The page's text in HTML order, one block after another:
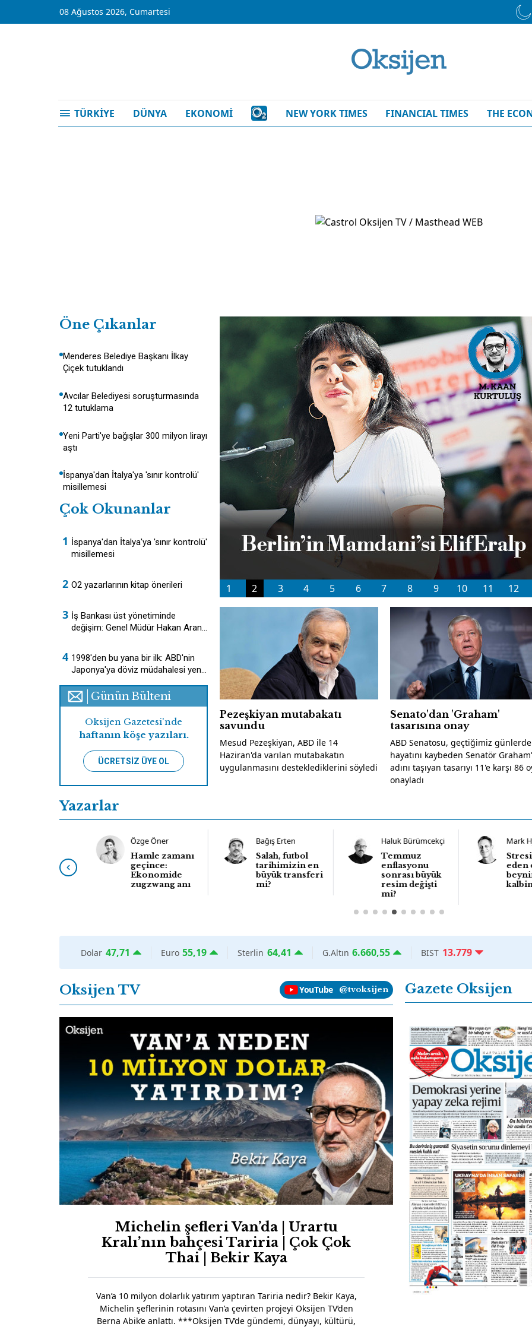
08 Ağustos 2026, Cumartesi
TÜRKİYE DÜNYA EKONOMİ NEW YORK TIMES FINANCIAL TIMES THE
Öne Çıkanlar
Menderes Belediye Başkanı İlkay
Çiçek tutuklandı
Avcılar Belediyesi soruşturmasında
12 tutuklama
Yeni Parti'ye bağışlar 300 milyon lirayı
aştı
İspanya'dan İtalya'ya 'sınır kontrolü'
misillemesi
Çok Okunanlar
İspanya'dan İtalya'ya 'sınır kontrolü'
misillemesi
O2 yazarlarının kitap önerileri
İş Bankası üst yönetiminde
değişim: Genel Müdür Hakan Aran
1998'den bu yana bir ilk: ABD'nin
Japonya'ya döviz müdahalesi yeni
Günün Bülteni
Oksijen Gazetesi'nde
haftanın köşe yazıları.
ÜCRETSİZ ÜYE OL
Esen Dolma'nın haberi
Özel üniversite ücreti 8 yılda
dolar bazında 4 katına çıktı
1 2 3 4 5 6 7 8 9 10 11 12
Pezeşkiyan mutabakatı
savundu
Mesud Pezeşkiyan, ABD ile 14
Haziran'da varılan mutabakatın
uygulanmasını desteklediklerini söyledi
Senato'dan 'Graham'
tasarısına onay
ABD Senatosu, geçtiğimiz günlerde
hayatını kaybeden Senatör
adını taşıyan tasarıyı 11'e karşı 86
onayladı
Yazarlar
Özge Öner
Hamle zamanı
geçince:
Ekonomide
zugzwang anı
Bağış Erten
Salah, futbol
tarihimizin en
büyük transferi
mi?
Haluk Bürümcekçi
Temmuz
enflasyonu
sonrası büyük
resim değişti
mi?
Mark
eden
Dolar 47,71 Euro 55,19 Sterlin 64,41 G.Altın 6.660,55 BIST 13.779
Oksijen TV YouTube @tvoksijen
Michelin şefleri Van’da | Urartu
Kralı’nın bahçesi Tariria | Çok Çok
Thai | Bekir Kaya
Van’a 10 milyon dolarlık yatırım yaptıran Tariria nedir? Bekir Kaya,
Michelin şeflerinin rotasını Van’a çevirten projeyi Oksijen TV’den
Berna Abik’e anlattı. ***Oksijen TV’de gündemi, dünyayı, kültürü,
Gazete Oksijen